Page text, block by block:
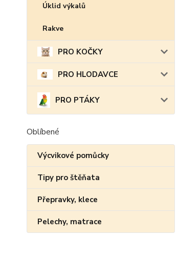
Úklid výkalů
Rakve
PRO KOČKY
PRO HLODAVCE
PRO PTÁKY
Oblíbené
Výcvikové pomůcky
Tipy pro štěňata
Přepravky, klece
Pelechy, matrace